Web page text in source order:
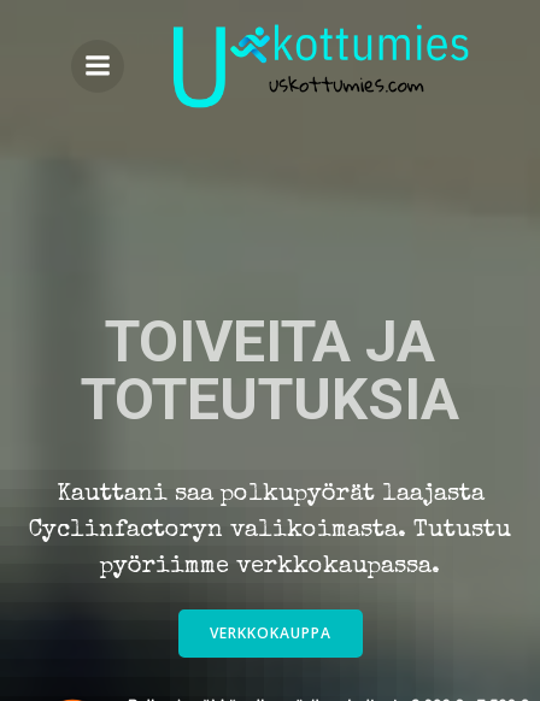
to
content
TOIVEITA JA
TOTEUTUKSIA
Kauttani saa polkupyörät laajasta
Cyclinfactoryn valikoimasta. Tutustu
pyöriimme verkkokaupassa.
VERKKOKAUPPA